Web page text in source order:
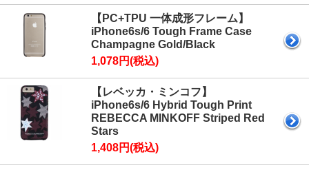
【PC+TPU 一体成形フレーム】
iPhone6s/6 Tough Frame Case
Champagne Gold/Black
1,078円(税込)
【レベッカ・ミンコフ】
iPhone6s/6 Hybrid Tough Print
REBECCA MINKOFF Striped Red
Stars
1,408円(税込)